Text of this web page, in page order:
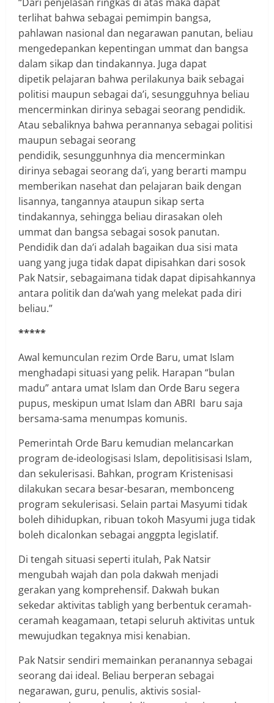
terlihat bahwa sebagai pemimpin bangsa,
pahlawan nasional dan negarawan panutan, beliau
mengedepankan kepentingan ummat dan bangsa
dalam sikap dan tindakannya. Juga dapat
dipetik pelajaran bahwa perilakunya baik sebagai
politisi maupun sebagai da’i, sesungguhnya beliau
mencerminkan dirinya sebagai seorang pendidik.
Atau sebaliknya bahwa perannanya sebagai politisi
maupun sebagai seorang
pendidik, sesunggunhnya dia mencerminkan
dirinya sebagai seorang da’i, yang berarti mampu
memberikan nasehat dan pelajaran baik dengan
lisannya, tangannya ataupun sikap serta
tindakannya, sehingga beliau dirasakan oleh
ummat dan bangsa sebagai sosok panutan.
Pendidik dan da’i adalah bagaikan dua sisi mata
uang yang juga tidak dapat dipisahkan dari sosok
Pak Natsir, sebagaimana tidak dapat dipisahkannya
antara politik dan da’wah yang melekat pada diri
beliau.”
*****
Awal kemunculan rezim Orde Baru, umat Islam
menghadapi situasi yang pelik. Harapan “bulan
madu” antara umat Islam dan Orde Baru segera
pupus, meskipun umat Islam dan ABRI baru saja
bersama-sama menumpas komunis.
Pemerintah Orde Baru kemudian melancarkan
program de-ideologisasi Islam, depolitisisasi Islam,
dan sekulerisasi. Bahkan, program Kristenisasi
dilakukan secara besar-besaran, membonceng
program sekulerisasi. Selain partai Masyumi tidak
boleh dihidupkan, ribuan tokoh Masyumi juga tidak
boleh dicalonkan sebagai anggpta legislatif.
Di tengah situasi seperti itulah, Pak Natsir
mengubah wajah dan pola dakwah menjadi
gerakan yang komprehensif. Dakwah bukan
sekedar aktivitas tabligh yang berbentuk ceramah-
ceramah keagamaan, tetapi seluruh aktivitas untuk
mewujudkan tegaknya misi kenabian.
Pak Natsir sendiri memainkan peranannya sebagai
seorang dai ideal. Beliau berperan sebagai
negarawan, guru, penulis, aktivis sosial-